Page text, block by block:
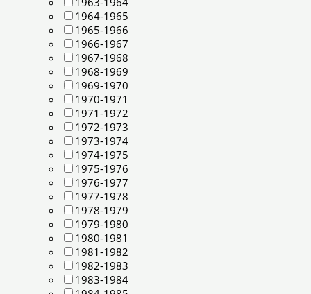
1964-1965
1965-1966
1966-1967
1967-1968
1968-1969
1969-1970
1970-1971
1971-1972
1972-1973
1973-1974
1974-1975
1975-1976
1976-1977
1977-1978
1978-1979
1979-1980
1980-1981
1981-1982
1982-1983
1983-1984